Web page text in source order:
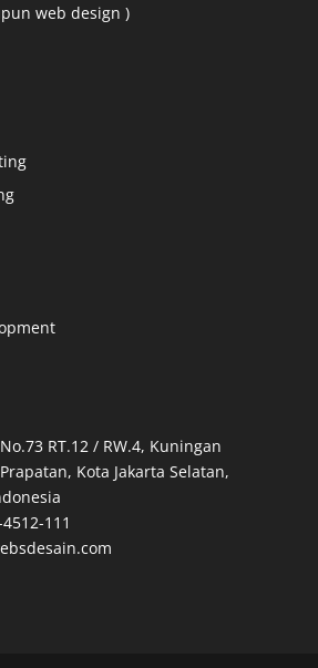
web design )
RT.12 / RW.4, Kuningan
Kota Jakarta Selatan,
111